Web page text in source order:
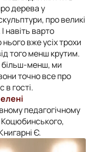
дерева у
про великі
навіть варто
вже усіх трохи
того менш крутим.
більш-менш, ми
точно все про
гості.
педагогічному
Коцюбинського,
Є.